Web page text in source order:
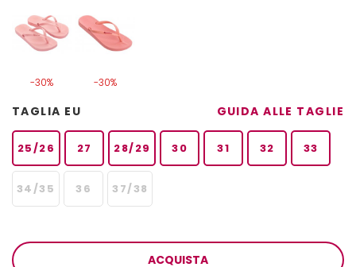
-30% -30%
TAGLIA EU GUIDA ALLE TAGLIE
25/26 27 28/29 30 31 32 33
34/35 36 37/38
ACQUISTA